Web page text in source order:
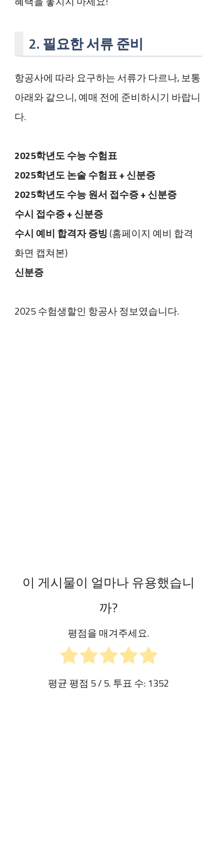
2. 필요한 서류 준비
항공사에 따라 요구하는 서류가 다르나, 보통
아래와 같으니, 예매 전에 준비하시기 바랍니
다.
2025학년도 수능 수험표
2025학년도 논술 수험표 + 신분증
2025학년도 수능 원서 접수증 + 신분증
수시 접수증 + 신분증
수시 예비 합격자 증빙 (홈페이지 예비 합격
화면 캡쳐본)
신분증
2025 수험생할인 항공사 정보였습니다.
이 게시물이 얼마나 유용했습니
까?
평점을 매겨주세요.
평균 평점 5/ 5. 투표 수: 1352